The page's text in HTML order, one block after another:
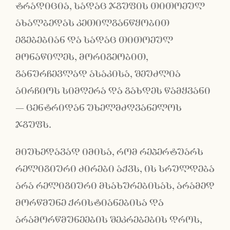
ტრადიცია, სადაც ჯგუფის თითოეულ
ახალბედას კეთილგანწყობით
ეგებებიან და სადაც თითოეულ
მონაწილეს, მორიგეობით,
განურჩევლად ასაკისა, შეუძლია
აირჩიოს სიმღერა და გახდეს წამყვანი
− ცენტრიდან უხელმძღვანელოს
ჯგუფს.
მიუხედავად იმისა, რომ რეპერტუარს
რელიგიური ძირები აქვს, ის სრულდება
არა რელიგიური მსახურებისას, არამედ
მორწმუნე ქრისტიანებისა და
არამორწმუნეების შეკრებების დროს,